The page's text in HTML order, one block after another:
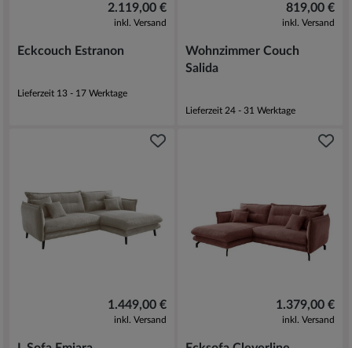
2.119,00 €
inkl. Versand
Eckcouch Estranon
Lieferzeit 13 - 17 Werktage
819,00 €
inkl. Versand
Wohnzimmer Couch
Salida
Lieferzeit 24 - 31 Werktage
1.449,00 €
inkl. Versand
1.379,00 €
inkl. Versand